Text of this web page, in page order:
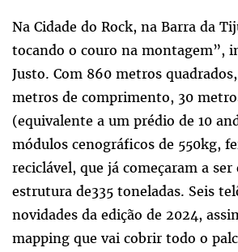
Na Cidade do Rock, na Barra da
tocando o couro na montagem”,
Justo. Com 860 metros
metros de comprimento, 30
(equivalente a um prédio de 10
módulos cenográficos de 550kg,
reciclável, que já começaram a ser
estrutura de335 toneladas. Seis
novidades da edição de 2024,
mapping que vai cobrir todo o